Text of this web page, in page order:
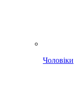
Чоловіки